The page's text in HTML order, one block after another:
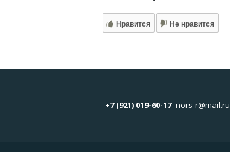
Нравится Не нравится
+7 (921) 019-60-17 nors-r@mail.ru